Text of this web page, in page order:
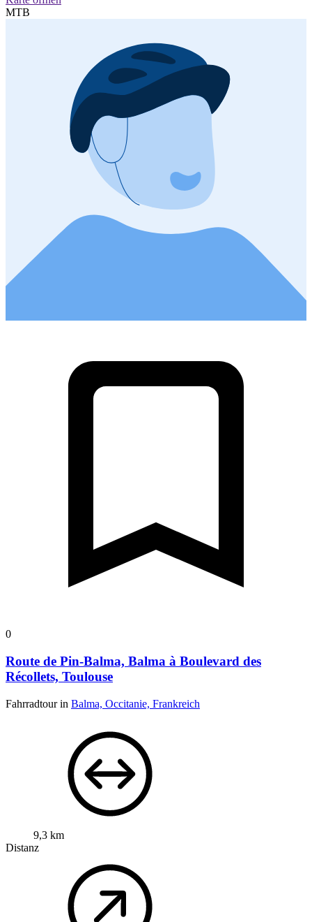
MTB
0
Route de Pin-Balma, Balma à Boulevard des
Récollets, Toulouse
Fahrradtour in Balma, Occitanie, Frankreich
9,3 km
Distanz